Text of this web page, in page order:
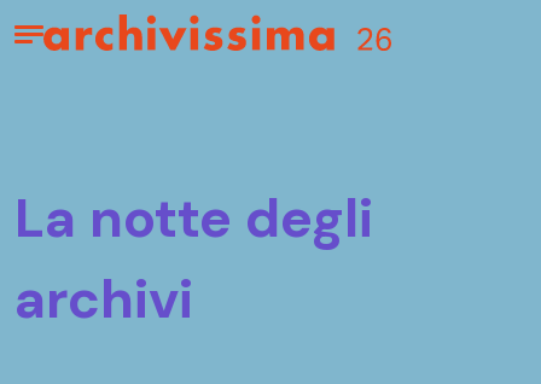
Home page
Apri il menu
la notte degli
archivi